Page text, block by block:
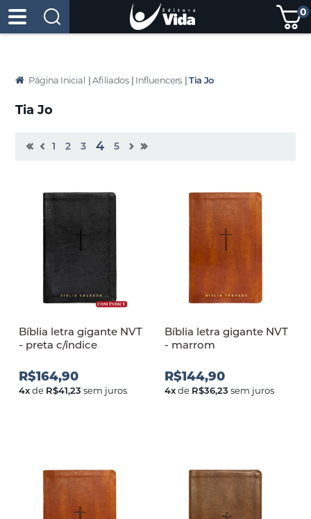
0
Página Inicial | Afiliados | Influencers | Tia Jo
Tia Jo
1 2 3 4 5
Bíblia letra gigante NVT
- preta c/índice
R$164,90
4xde R$41,23 sem juros
Bíblia letra gigante NVT
- marrom
R$144,90
4xde R$36,23 sem juros